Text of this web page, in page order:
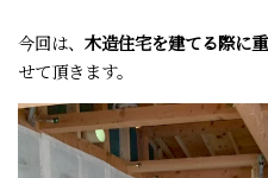
今回は、 木造住宅を建てる際に
せて頂きます。